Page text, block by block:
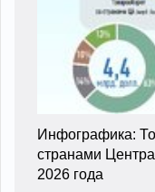
Инфографика:
странами
2026 года